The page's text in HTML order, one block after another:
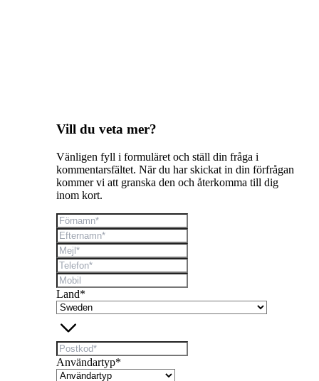
Vill du veta mer?
Vänligen fyll i formuläret och ställ din fråga i
kommentarsfältet. När du har skickat in din förfrågan
kommer vi att granska den och återkomma till dig
inom kort.
Land*
Användartyp*